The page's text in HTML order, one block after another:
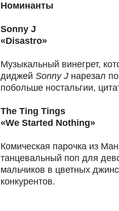
Номинанты
Sonny J
«Disastro»
Музыкальный винегрет,
диджей Sonny J нарезал
побольше ностальгии,
The Ting Tings
«We Started Nothing»
Комическая парочка из
танцевальный поп для
мальчиков в цветных
конкурентов.